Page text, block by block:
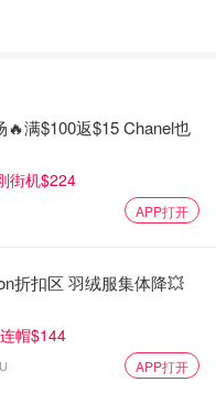
满$100返$15 Chanel也
街机$224
APP打开
折扣区 羽绒服集体降💥
帽$144
APP打开